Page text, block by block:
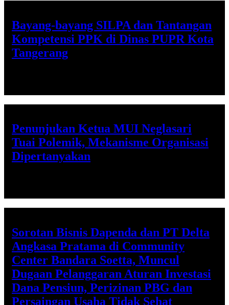
Bayang-bayang SILPA dan Tantangan
Kompetensi PPK di Dinas PUPR Kota
Tangerang
Penunjukan Ketua MUI Neglasari
Tuai Polemik, Mekanisme Organisasi
Dipertanyakan
Sorotan Bisnis Dapenda dan PT Delta
Angkasa Pratama di Community
Center Bandara Soetta, Muncul
Dugaan Pelanggaran Aturan Investasi
Dana Pensiun, Perizinan PBG dan
Persaingan Usaha Tidak Sehat